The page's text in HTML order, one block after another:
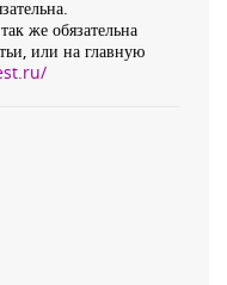
же обязательна
или на главную